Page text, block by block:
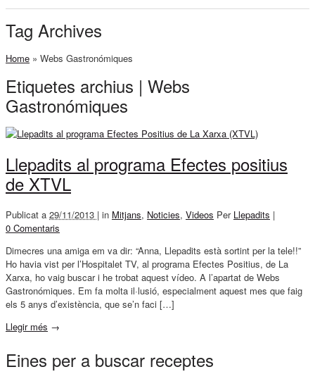
Tag Archives
Home » Webs Gastronómiques
Etiquetes archius | Webs
Gastronómiques
Llepadits al programa Efectes positius
de XTVL
Publicat a 29/11/2013 | in Mitjans, Noticies, Videos Per Llepadits |
0 Comentaris
Dimecres una amiga em va dir: “Anna, Llepadits està sortint per la tele!!”
Ho havia vist per l’Hospitalet TV, al programa Efectes Positius, de La
Xarxa, ho vaig buscar i he trobat aquest vídeo. A l’apartat de Webs
Gastronómiques. Em fa molta il·lusió, especialment aquest mes que faig
els 5 anys d’existència, que se’n faci […]
Llegir més →
Eines per a buscar receptes